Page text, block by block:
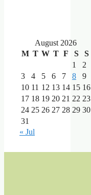
August 2026
M T W T F S
S
1
2
3
4 5 6 7 8
9
10 11 12 13 14 15 16
17 18 19 20 21 22 23
24 25 26 27 28 29 30
31
« Jul